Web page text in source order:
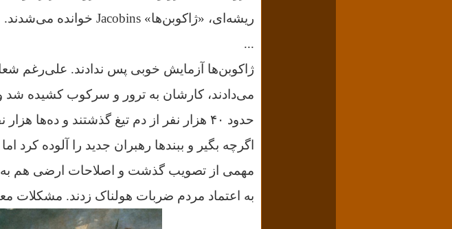
ریشه‌ای، «ژاکوبن‌ها» Jacobins خوانده می‌شدند.
...
ژاکوبن‌ها آزمایش خوبی پس ندادند. علی‌رغم
می‌دادند، کارشان به ترور و سرکوب کشیده شد
حدود ۴۰ هزار نفر از دم تیغ گذشتند و ده‌ها هزار نفر بازداشت و روانه زندان‌ها شدند.
اگرچه بگیر و ببندها رهبران جدید را آلوده کرد
مهمی از تصویب گذشت و اصلاحات ارضی هم به
به اعتماد مردم ضربات هولناک زدند. مشکلات